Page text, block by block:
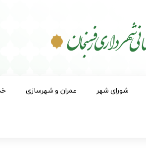
شورای شهر عمران و شهرسازی